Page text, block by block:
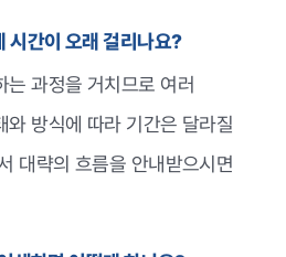
시간이 오래 걸리나요?
는 과정을 거치므로 여러
와 방식에 따라 기간은 달라질
대략의 흐름을 안내받으시면